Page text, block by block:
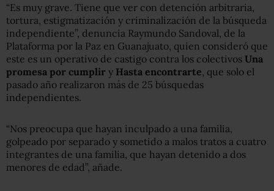
“Es muy grave. Tiene que ver con detención arbitraria,
tortura, estigmatización y criminalización de la búsqueda
independiente”, denuncia Raymundo Sandoval, de la
Plataforma por la Paz en Guanajuato, quien consideró que
este es un operativo de castigo contra los colectivos Una
promesa por cumplir y Hasta encontrarte , que solo el
pasado año realizaron más de 25 búsquedas
independientes.
“Nos preocupa que hayan inculpado a una familia,
golpeado por separado y sometido a malos tratos a cuatro
integrantes de una familia, que hayan detenido a dos
menores de edad”, añade.